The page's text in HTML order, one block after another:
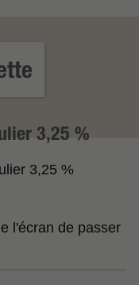
3,25 %
l'écran de passer